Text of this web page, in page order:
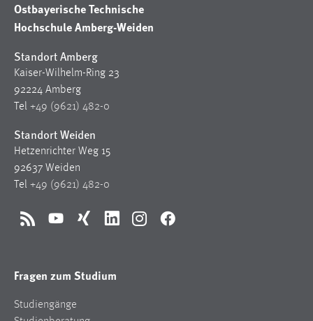
Ostbayerische Technische
Hochschule Amberg-Weiden
Standort Amberg
Kaiser-Wilhelm-Ring 23
92224 Amberg
Tel +49 (9621) 482-0
Standort Weiden
Hetzenrichter Weg 15
92637 Weiden
Tel +49 (9621) 482-0
RSS YouTubeXing LinkedInInstagramFacebook
Fragen zum Studium
Studiengänge